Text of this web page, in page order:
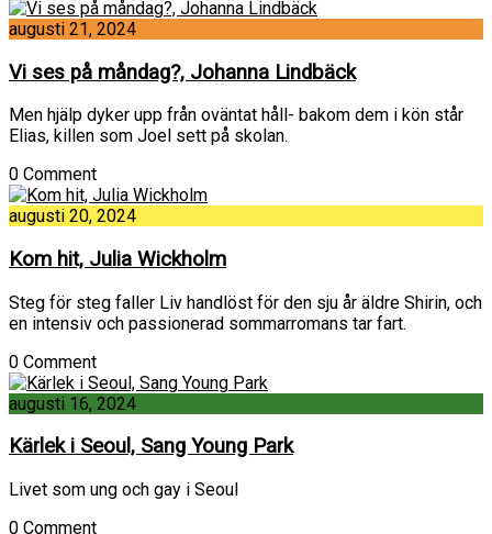
augusti 21, 2024
Vi ses på måndag?, Johanna Lindbäck
Men hjälp dyker upp från oväntat håll- bakom dem i kön står
Elias, killen som Joel sett på skolan.
0 Comment
augusti 20, 2024
Kom hit, Julia Wickholm
Steg för steg faller Liv handlöst för den sju år äldre Shirin, och
en intensiv och passionerad sommarromans tar fart.
0 Comment
augusti 16, 2024
Kärlek i Seoul, Sang Young Park
Livet som ung och gay i Seoul
0 Comment